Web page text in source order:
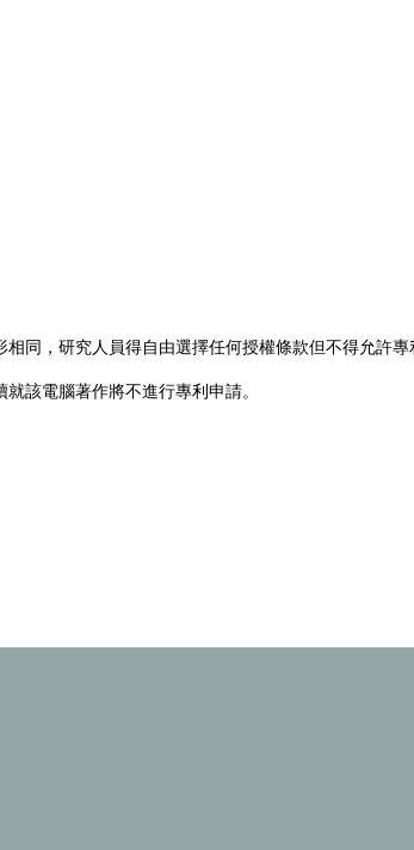
同，研究人員得自由選擇任何授權條款但不得允許專
該電腦著作將不進行專利申請。